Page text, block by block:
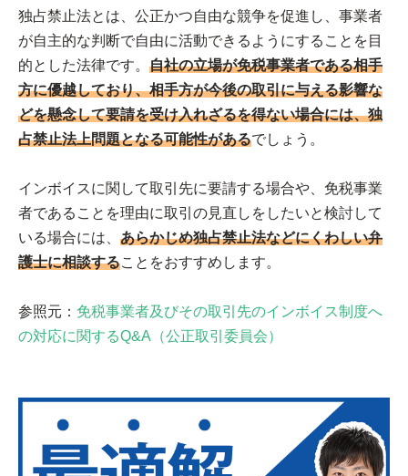
独占禁止法とは、公正かつ自由な競争を促進し、事業者
が自主的な判断で自由に活動できるようにすることを目
的とした法律です。 自社の立場が免税事業者である相手
方に優越しており、相手方が今後の取引に与える影響な
どを懸念して要請を受け入れざるを得ない場合には、独
占禁止法上問題となる可能性があるでしょう。
インボイスに関して取引先に要請する場合や、免税事業
者であることを理由に取引の見直しをしたいと検討して
いる場合には、 あらかじめ独占禁止法などにくわしい弁
護士に相談することをおすすめします。
参照元： 免税事業者及びその取引先のインボイス制度へ
の対応に関するQ&A（公正取引委員会）